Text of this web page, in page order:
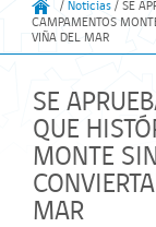
/ Noticias / SE
CAMPAMENTOS
VIÑA DEL MAR
SE
QUE
MONTE
MAR